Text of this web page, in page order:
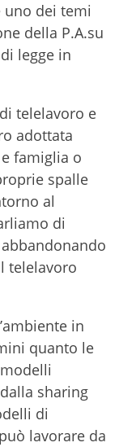
dei temi
della P.A.su
legge in
telelavoro e
adottata
famiglia o
spalle
al
di
telelavoro
in
quanto le
sharing
di
lavorare da